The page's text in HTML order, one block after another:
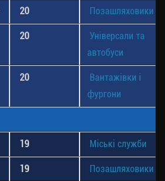
20 Позашляховики
20
Універсали та
автобуси
20
Вантажівки і
фургони
19 Міські служби
19 Позашляховики